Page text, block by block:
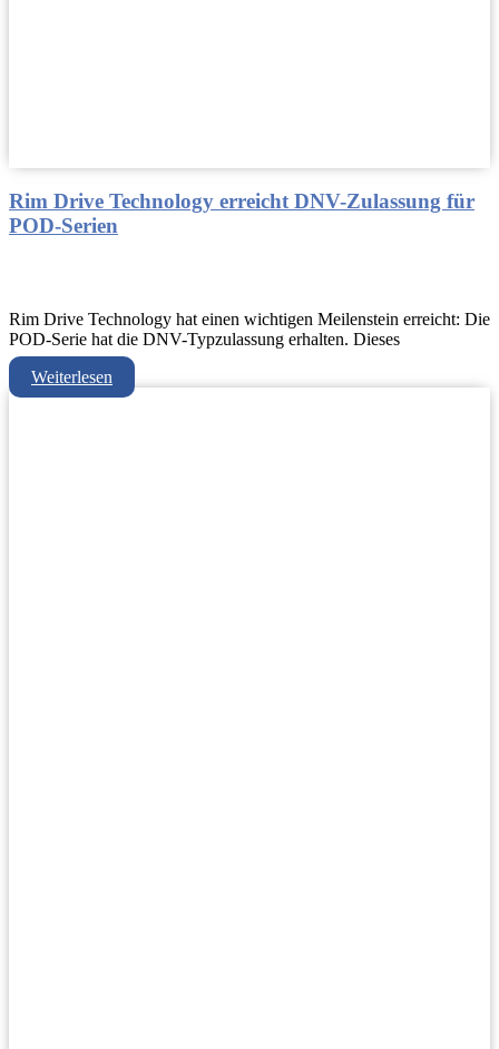
Rim Drive Technology erreicht DNV-Zulassung für
POD-Serien
Rim Drive Technology hat einen wichtigen Meilenstein erreicht: Die
POD-Serie hat die DNV-Typzulassung erhalten. Dieses
Weiterlesen